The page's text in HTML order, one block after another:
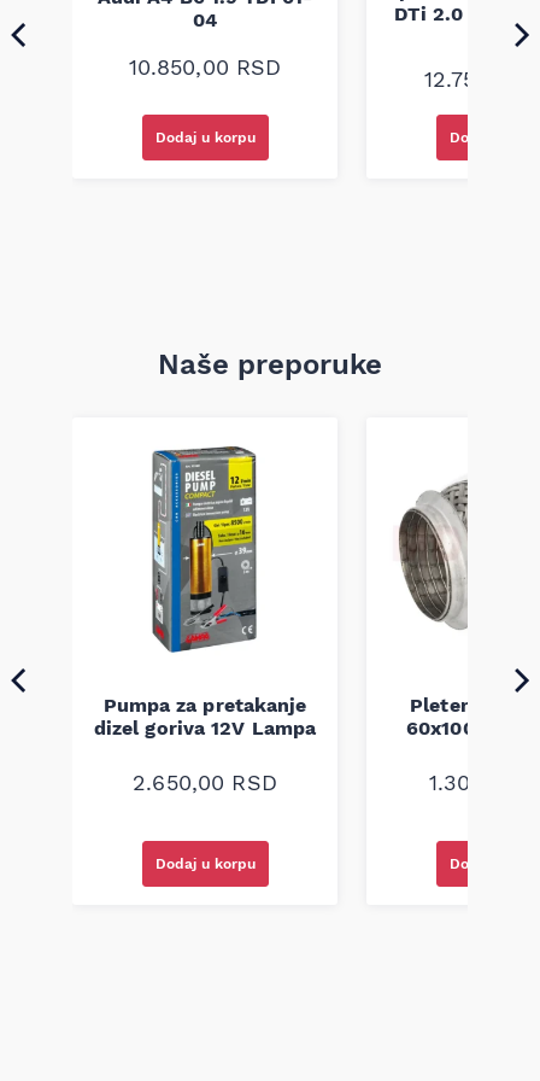
04
10.850,00 RSD
Dodaj u korpu
DTi 2.0 DI 2.0
12.750,00
Dodaj u
Naše preporuke
Pumpa za pretakanje
dizel goriva 12V Lampa
2.650,00 RSD
Dodaj u korpu
Pletenica
60x100
1.300,00
Dodaj u